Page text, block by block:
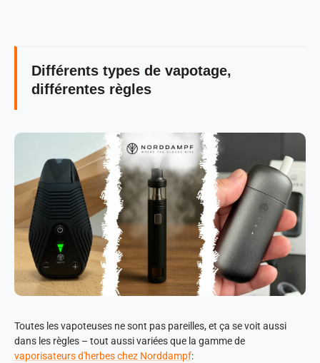
Différents types de vapotage,
différentes règles
Toutes les vapoteuses ne sont pas pareilles, et ça se voit aussi
dans les règles – tout aussi variées que la gamme de
vaporisateurs d'herbes chez Norddampf: